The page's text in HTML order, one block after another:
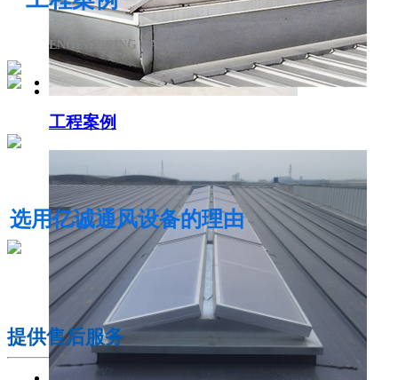
电动采光排烟天窗
工程案例
ENGINEERING CASE
选用亿诚通风设备的理由
提供售后服务